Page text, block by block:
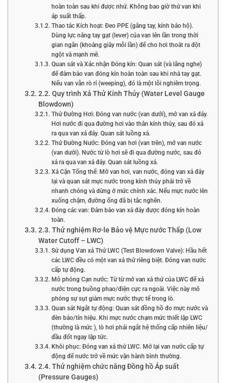
hoàn toàn sau khi được nhử. Không bao giờ thử van khi
áp suất thấp.
Thao tác Kích hoạt: Đeo PPE (găng tay, kính bảo hộ).
Dùng lực nâng tay gạt (lever) của van lên lần trong thời
gian ngắn (khoảng giây mỗi lần) để cho hơi thoát ra đột
ngột và mạnh mẽ.
Quan sát và Xác nhận Đóng kín: Quan sát (và lắng nghe)
để đảm bảo van đóng kín hoàn toàn sau khi nhả tay gạt.
Nếu van vẫn rò rỉ (weeping), đó là một lỗi nghiêm trọng.
2.2. Quy trình Xả Thử Kính Thủy (Water Level Gauge
Blowdown)
Thử Đường Hơi: Đóng van nước (van dưới), mở van xả đáy.
Hơi nước đi qua đường hơi vào thân kính thủy, sau đó xả
ra qua van xả đáy. Quan sát luồng xả.
Thử Đường Nước: Đóng van hơi (van trên), mở van nước
(van dưới). Nước từ lò hơi sẽ đi qua đường nước, sau đó
xả ra qua van xả đáy. Quan sát luồng xả.
Xả Cặn Tổng thể: Mở van hơi, van nước, đóng van xả đáy
lại và quan sát mực nước trong kính thủy phải trở về
nhanh chóng và dừng ở mức chính xác. Nếu mực nước lên
xuống chậm, đường ống đã bị tắc nghẽn.
Đóng các van: Đảm bảo van xả đáy được đóng kín hoàn
toàn.
2.3. Thử nghiệm Rơ-le Bảo vệ Mực nước Thấp (Low
Water Cutoff – LWC)
Sử dụng Van xả Thử LWC (Test Blowdown Valve): Hầu hết
các LWC đều có một van xả thử riêng biệt. Đóng van nước
cấp tự động.
Mô phỏng Cạn nước: Từ từ mở van xả thử của LWC để xả
nước trong buồng phao/điện cực ra ngoài. Việc này mô
phỏng sự sụt giảm mực nước thực tế trong lò.
Quan sát Ngắt tự động: Quan sát đồng hồ đo mực nước và
đèn báo/tín hiệu. Khi mực nước chạm mức thiết lập LWC
(thường là mức ), lò hơi phải ngắt hệ thống cấp nhiên liệu/
đầu đốt ngay lập tức.
Khôi phục: Đóng van xả thử LWC. Mở lại van nước cấp tự
động để nước trở về mức vận hành bình thường.
2.4. Thử nghiệm chức năng Đồng hồ Áp suất
(Pressure Gauges)